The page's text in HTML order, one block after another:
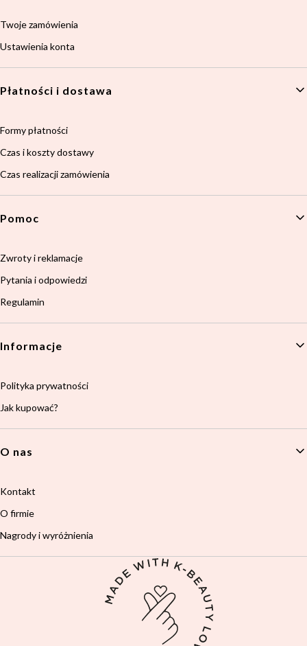
Twoje zamówienia
Ustawienia konta
Płatności i dostawa
Formy płatności
Czas i koszty dostawy
Czas realizacji zamówienia
Pomoc
Zwroty i reklamacje
Pytania i odpowiedzi
Regulamin
Informacje
Polityka prywatności
Jak kupować?
O nas
Kontakt
O firmie
Nagrody i wyróżnienia